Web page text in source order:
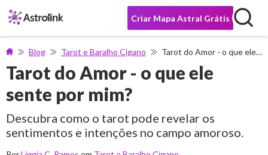
Criar Mapa Astral Grátis
Blog Tarot e Baralho Cigano Tarot do Amor - o que ele sente por mim?
Tarot do Amor - o que ele
sente por mim?
Descubra como o tarot pode revelar os
sentimentos e intenções no campo amoroso.